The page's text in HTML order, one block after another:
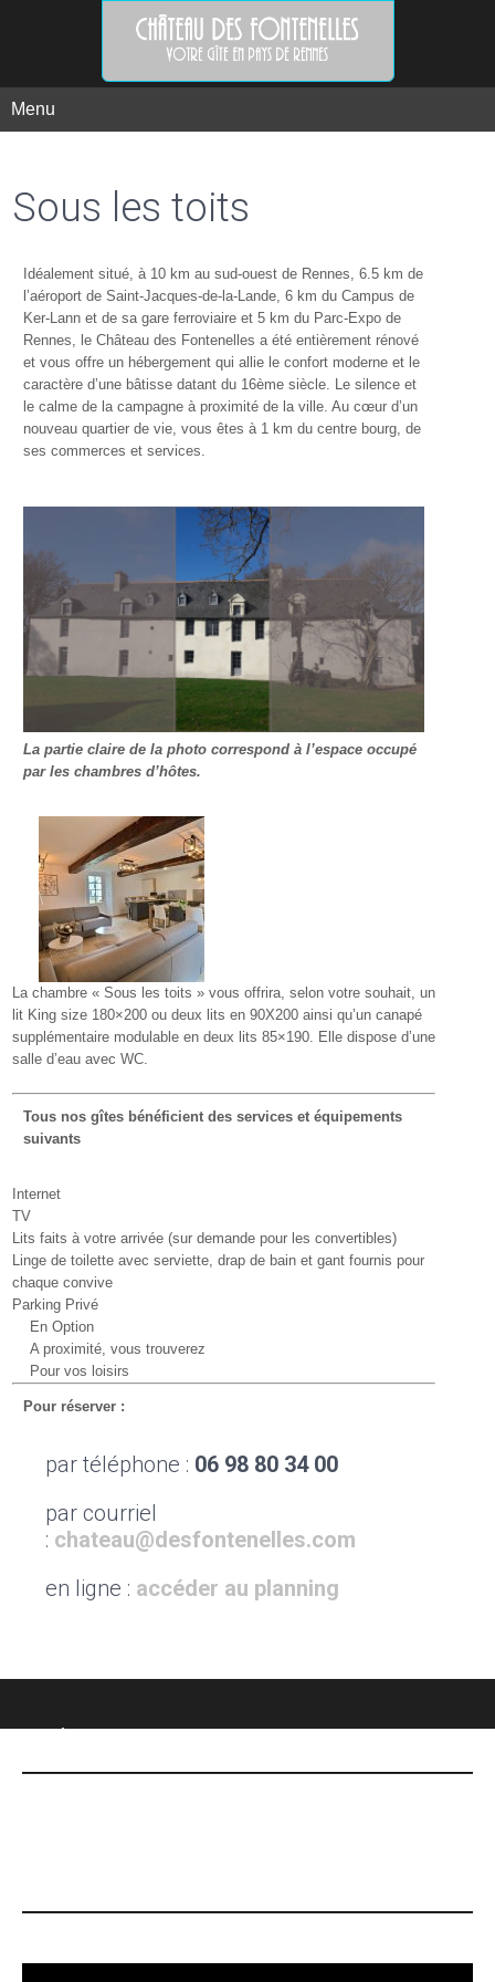
Menu
Sous les toits
Idéalement situé, à 10 km au sud-ouest de Rennes, 6.5 km de
l’aéroport de Saint-Jacques-de-la-Lande, 6 km du Campus de
Ker-Lann et de sa gare ferroviaire et 5 km du Parc-Expo de
Rennes, le Château des Fontenelles a été entièrement rénové
et vous offre un hébergement qui allie le confort moderne et le
caractère d’une bâtisse datant du 16ème siècle. Le silence et
le calme de la campagne à proximité de la ville. Au cœur d’un
nouveau quartier de vie, vous êtes à 1 km du centre bourg, de
ses commerces et services.
La partie claire de la photo correspond à l’espace occupé
par les chambres d’hôtes.
La chambre « Sous les toits » vous offrira, selon votre souhait, un
lit King size 180×200 ou deux lits en 90X200 ainsi qu’un canapé
supplémentaire modulable en deux lits 85×190. Elle dispose d’une
salle d’eau avec WC.
Tous nos gîtes bénéficient des services et équipements
suivants
Internet
TV
Lits faits à votre arrivée (sur demande pour les convertibles)
Linge de toilette avec serviette, drap de bain et gant fournis pour
chaque convive
Parking Privé
En Option
A proximité, vous trouverez
Pour vos loisirs
Pour réserver :
par téléphone : 06 98 80 34 00
par courriel
: chateau@desfontenelles.com
en ligne : accéder au planning